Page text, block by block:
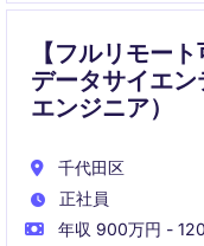
【フルリモー
データサイエ
エンジニア）
千代田区
正社員
年収 900万円 -